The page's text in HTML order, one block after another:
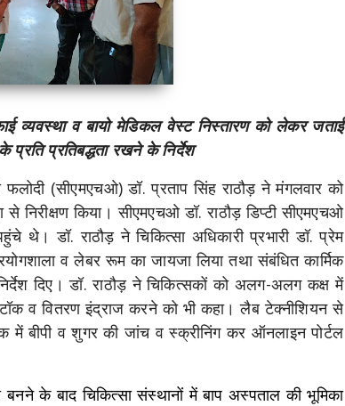
व्यवस्था व बायो मेडिकल वेस्ट निस्तारण को लेकर जताई
प्रति प्रतिबद्धता रखने के निर्देश
फलोदी (सीएमएचओ) डॉ. प्रताप सिंह राठौड़ ने मंगलवार को
निरीक्षण किया। सीएमएचओ डॉ. राठौड़ डिप्टी सीएमएचओ
डॉ. राठौड़ ने चिकित्सा अधिकारी प्रभारी डॉ. प्रेम
व लेबर रूम का जायजा लिया तथा संबंधित कार्मिक
दिए। डॉ. राठौड़ ने चिकित्सकों को अलग-अलग कक्ष में
व वितरण इंद्राज करने को भी कहा। लैब टेक्नीशियन से
में बीपी व शुगर की जांच व स्क्रीनिंग कर ऑनलाइन पोर्टल
बनने के बाद चिकित्सा संस्थानों में बाप अस्पताल की भूमिका